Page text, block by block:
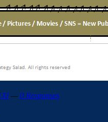
— 0 Responses